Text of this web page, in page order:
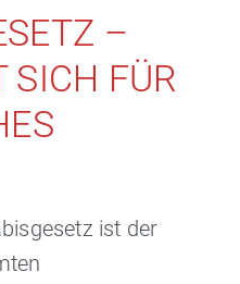
–
SICH FÜR
ist der